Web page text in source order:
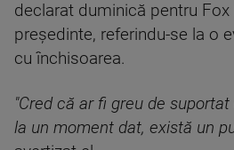
declarat duminică pentru Fox
preşedinte, referindu-se la o
cu închisoarea.
"Cred că ar fi greu de
la un moment dat, există un